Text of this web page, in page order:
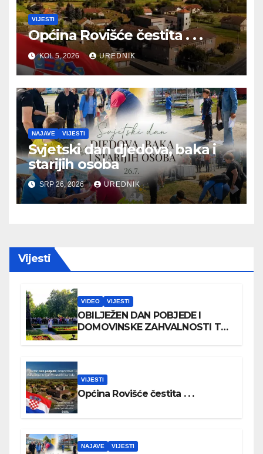
VIJESTI
Općina Rovišće čestita . . .
KOL 5, 2026 UREDNIK
NAJAVE VIJESTI
Svjetski dan djedova, baka i
starijih osoba
SRP 26, 2026 UREDNIK
Vijesti
VIDEO VIJESTI
OBILJEŽEN DAN POBJEDE I
DOMOVINSKE ZAHVALNOSTI TE
VIJESTI
Općina Rovišće čestita . . .
NAJAVE VIJESTI